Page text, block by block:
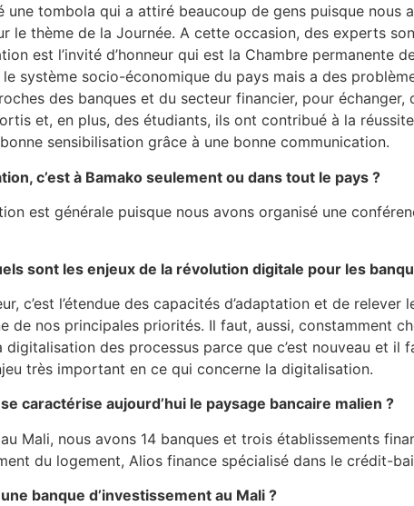
une tombola qui a attiré beaucoup de gens puisque nous
le thème de la Journée. A cette occasion, des experts
est l’invité d’honneur qui est la Chambre permanente
système socio-économique du pays mais a des
des banques et du secteur financier, pour
et, en plus, des étudiants, ils ont contribué à la
sensibilisation grâce à une bonne communication.
c’est à Bamako seulement ou dans tout le pays ?
est générale puisque nous avons organisé une
sont les enjeux de la révolution digitale pour les
c’est l’étendue des capacités d’adaptation et de
de nos principales priorités. Il faut, aussi, constamment
des processus parce que c’est nouveau et il
très important en ce qui concerne la digitalisation.
caractérise aujourd’hui le paysage bancaire malien ?
au Mali, nous avons 14 banques et trois établissements
du logement, Alios finance spécialisé dans le crédit-
banque d’investissement au Mali ?